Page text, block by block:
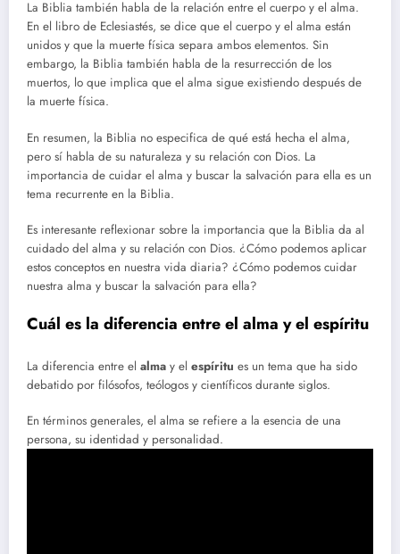
La Biblia también habla de la relación entre el cuerpo y el alma.
En el libro de Eclesiastés, se dice que el cuerpo y el alma están
unidos y que la muerte física separa ambos elementos. Sin
embargo, la Biblia también habla de la resurrección de los
muertos, lo que implica que el alma sigue existiendo después de
la muerte física.
En resumen, la Biblia no especifica de qué está hecha el alma,
pero sí habla de su naturaleza y su relación con Dios. La
importancia de cuidar el alma y buscar la salvación para ella es un
tema recurrente en la Biblia.
Es interesante reflexionar sobre la importancia que la Biblia da al
cuidado del alma y su relación con Dios. ¿Cómo podemos aplicar
estos conceptos en nuestra vida diaria? ¿Cómo podemos cuidar
nuestra alma y buscar la salvación para ella?
Cuál es la diferencia entre el alma y el espíritu
La diferencia entre el alma y el espíritu es un tema que ha sido
debatido por filósofos, teólogos y científicos durante siglos.
En términos generales, el alma se refiere a la esencia de una
persona, su identidad y personalidad.